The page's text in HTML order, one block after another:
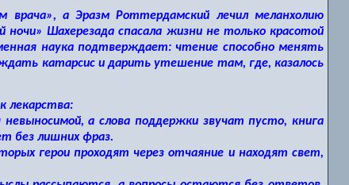
врача», а Эразм Роттердамский лечил меланхолию
Шахерезада спасала жизни не только красотой
наука подтверждает: чтение способно менять
катарсис и дарить утешение там, где, казалось
лекарства:
а слова поддержки звучат пусто, книга
без лишних фраз.
герои проходят через отчаяние и находят свет,